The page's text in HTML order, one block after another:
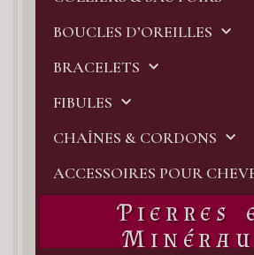
BOUCLES D’OREILLES
BRACELETS
FIBULES
CHAÎNES & CORDONS
ACCESSOIRES POUR
Pierres